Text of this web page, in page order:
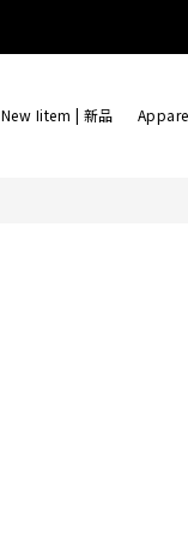
New Iitem | 新品